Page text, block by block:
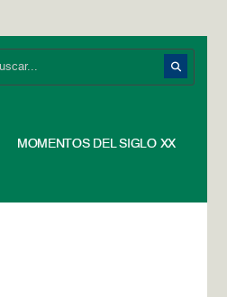
MOMENTOS DEL SIGLO XX